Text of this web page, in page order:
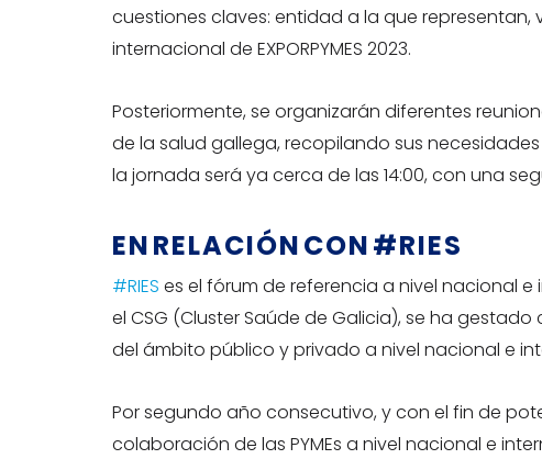
cuestiones claves: entidad a la que
internacional de EXPORPYMES 2023.
Posteriormente, se organizarán diferentes
de la salud gallega, recopilando sus
la jornada será ya cerca de las 14:00, con una
EN RELACIÓN CON #RIES
#RIES es el fórum de referencia a nivel nacional
el CSG (Cluster Saúde de Galicia), se ha
del ámbito público y privado a nivel nacional e
Por segundo año consecutivo, y con el fin de
colaboración de las PYMEs a nivel nacional e